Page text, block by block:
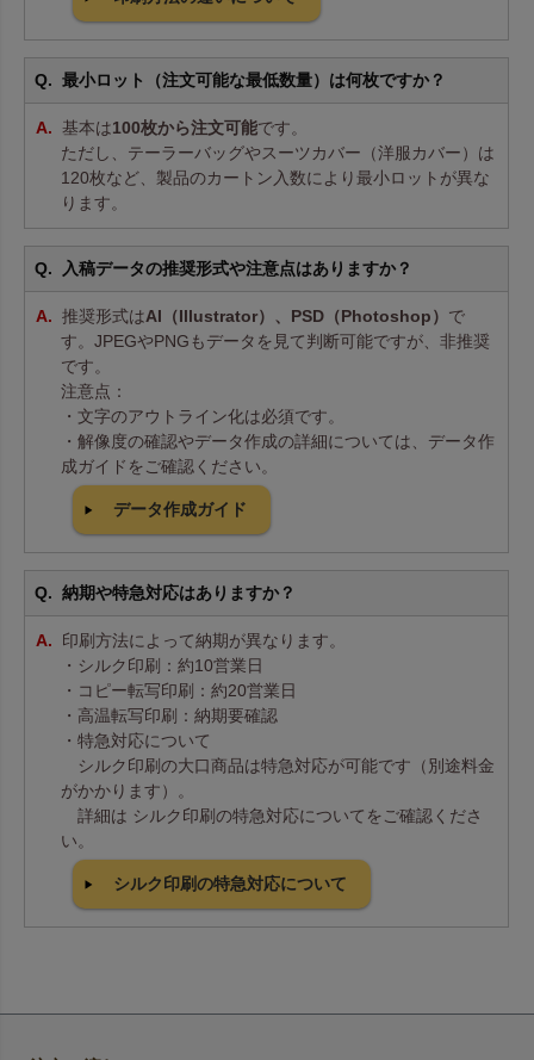
最小ロット（注文可能な最低数量）は何枚ですか？
基本は100枚から注文可能です。
ただし、テーラーバッグやスーツカバー（洋服カバー）は
120枚など、製品のカートン入数により最小ロットが異な
ります。
入稿データの推奨形式や注意点はありますか？
推奨形式はAI（Illustrator）、PSD（Photoshop） で
す。JPEGやPNGもデータを見て判断可能ですが、非推奨
です。
注意点：
・文字のアウトライン化は必須です。
・解像度の確認やデータ作成の詳細については、データ作
成ガイドをご確認ください。
データ作成ガイド
納期や特急対応はありますか？
印刷方法によって納期が異なります。
・シルク印刷：約10営業日
・コピー転写印刷：約20営業日
・高温転写印刷：納期要確認
・特急対応について
シルク印刷の大口商品は特急対応が可能です（別途料金
がかかります）。
詳細は シルク印刷の特急対応についてをご確認くださ
い。
シルク印刷の特急対応について